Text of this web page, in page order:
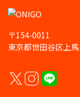
〒154-0011
東京都世田谷区上